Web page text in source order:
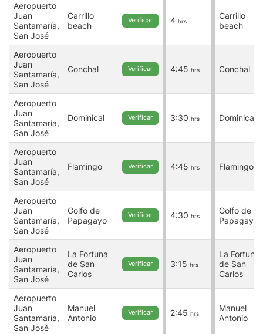
Aeropuerto
Juan
Santamaría,
San José
Carrillo
beach
Verificar 4 hrs
Carrillo
beach
Aeropuerto
Juan
Santamaría,
San José
Conchal Verificar 4:45 hrs Conchal
Aeropuerto
Juan
Santamaría,
San José
Dominical Verificar 3:30 hrs Dominical
Aeropuerto
Juan
Santamaría,
San José
Flamingo Verificar 4:45 hrs Flamingo
Aeropuerto
Juan
Santamaría,
San José
Golfo de
Papagayo
Verificar 4:30 hrs
Golfo de
Papagayo
Aeropuerto
Juan
Santamaría,
San José
La Fortuna
de San
Carlos
Verificar 3:15 hrs
La Fortuna
de San
Carlos
Aeropuerto
Juan
Santamaría,
San José
Manuel
Antonio
Verificar 2:45 hrs
Manuel
Antonio